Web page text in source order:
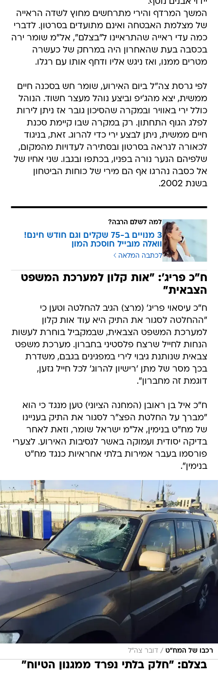
המשך המרדף והירי מתרחשים מחוץ לשדה הראייה
של מצלמת האבטחה ואינם מתועדים בסרטון. לדברי
כמה עדי ראייה שהתראיינו ל"בצלם", אל"מ שומר ירה
בכסבה בעת שהאחרון היה במרחק של כעשרה
מטרים ממנו, ואז ניגש אליו ודחף אותו עם רגלו.
לפי גרסת צה"ל ביום האירוע, שומר חש בסכנה חיים
ממשית, יצא מהג'יפ וביצע נוהל מעצר חשוד. הנוהל
כולל ירי באוויר ובמקרה שהסיכון גובר אז ניתן לירות
לפלג הגוף התחתון. רק במקרה שבו קיימת סכנת
חיים ממשית, ניתן לבצע ירי כדי להרוג. זאת, בניגוד
לכאורה לנראה בסרטון ובסתירה לעדויות מהמקום,
שלפיהם הנער נורה בפניו, בכתפו ובגבו. שני אחיו של
אל כסבה נהרגו אף הם מירי של כוחות הביטחון
בשנת 2002.
למה לשלם הרבה?
3 מנויים ב-75 שקלים וגם חודש חינם!
וואלה מובייל חוסכת המון
לכתבה המלאה
ח"כ פריג': "אות קלון למערכת המשפט
הצבאית"
ח"כ עיסאוי פריג' (מרצ) הגיב להחלטה וטען כי
"ההחלטה לסגור את התיק היא עוד אות קלון
למערכת המשפט הצבאית, שבמקביל בוחרת לעשות
הנחות לחייל שרצח פלסטיני בחברון. מערכת משפט
צבאית שנותנת גיבוי לירי במפגינים בגבם, משדרת
בכך מסר של מתן 'רישיון להרוג' לכל חייל גזען,
דוגמת זה מחברון".
ח"כ איל בן ראובן (המחנה הציוני) טען מנגד כי הוא
"מברך על החלטת הפצ"ר לסגור את התיק בעניינו
של מח"ט בנימין, אל"מ ישראל שומר, וזאת לאחר
בדיקה יסודית ועמוקה באשר לנסיבות האירוע. לצערי
פורסמו בעבר אמירות בלתי אחראיות כנגד מח"ט
בנימין".
רכבו של המח"ט / דובר צה"ל
בצלם: "חלק בלתי נפרד ממגנון הטיוח"